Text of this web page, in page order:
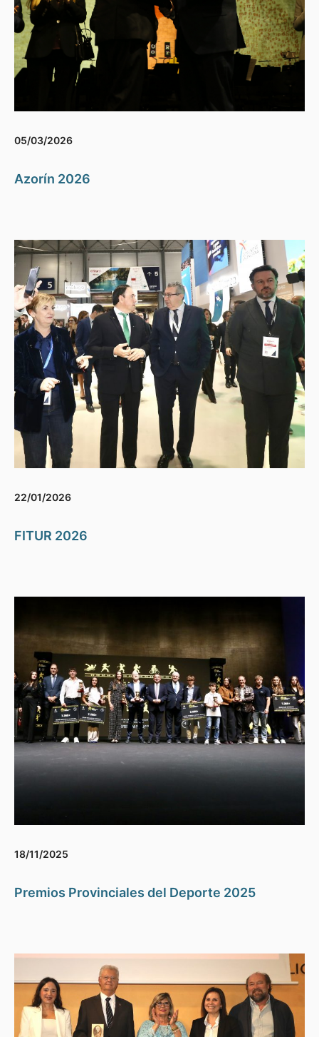
05/03/2026
Azorín 2026
22/01/2026
FITUR 2026
18/11/2025
Premios Provinciales del Deporte 2025